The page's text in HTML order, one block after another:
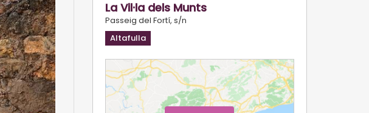
La Vil·la dels Munts
Passeig del Fortí, s/n
Altafulla